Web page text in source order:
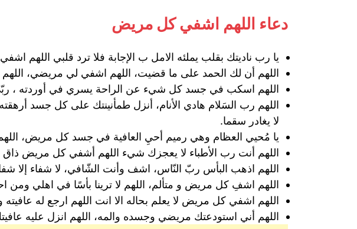
دعاء اللهم اشفي كل مريض
يا رب ناديتك بقلب يملئه الامل ب الإجابة فلا ترد قلبي
اللهم أن لك الحمد على ما قضيت، اللهم اشفي لي مريضي،
اللهم اسكب في جسد كل شيء عن الراحة يسري في أوردته ،
اللهم رب السَلام هادي الأنام، أنزل طمأنينتك على كل جسد
لا يغادر سقما.
يا مُحيي العظام وهي رميم أحيِ العافية في جسد كل مريض،
اللهم أنت رب الأطباء لا يعجزك شيء اللهم أشفي كل مريض ذاق
اللهم اذهب البأس ربّ النّاس، اشف وأنت الشّافي، لا شفاء إلا
اللهم اشفِ كل مريض و متألم، اللهم لا ترينا بأسًا في اهلي
اللهم اشفي كل مريض لا يعلم بحاله الا انت اللهم ارجع له
اللهم أني استودعتك مريضي وجسده والمه، اللهم انزل عليه